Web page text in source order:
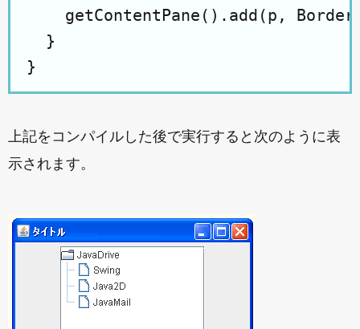
getContentPane().add(p,
  }
上記をコンパイルした後で実行すると次のように表
示されます。